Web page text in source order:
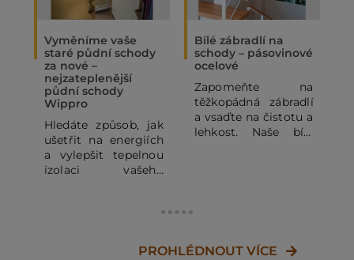
Vyměníme vaše
staré půdní schody
za nové –
nejzateplenější
půdní schody
Wippro
Hledáte způsob, jak
ušetřit na energiích
a vylepšit tepelnou
izolaci vašeho
výrazným zdrojem
tomto článku se
Bílé zábradlí na
schody – pásovinové
ocelové
Zapomeňte na
těžkopádná zábradlí
a vsaďte na čistotu a
lehkost. Naše bílé
Kombinace bílé RAL
PROHLÉDNOUT VÍCE